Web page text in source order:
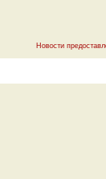
Новости